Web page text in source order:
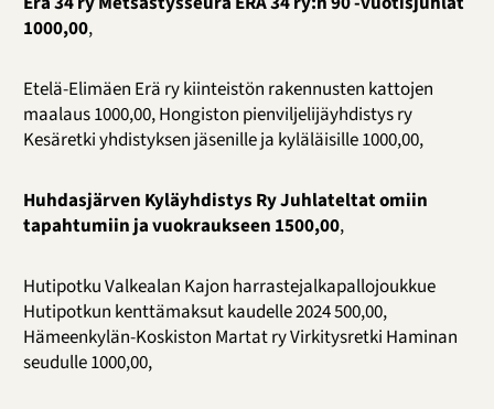
1000,00,
Etelä-Elimäen Erä ry kiinteistön rakennusten kattojen
maalaus 1000,00, Hongiston pienviljelijäyhdistys ry
Kesäretki yhdistyksen jäsenille ja kyläläisille 1000,00,
Huhdasjärven Kyläyhdistys Ry Juhlateltat omiin
tapahtumiin ja vuokraukseen 1500,00,
Hutipotku Valkealan Kajon harrastejalkapallojoukkue
Hutipotkun kenttämaksut kaudelle 2024 500,00,
Hämeenkylän-Koskiston Martat ry Virkitysretki Haminan
seudulle 1000,00,